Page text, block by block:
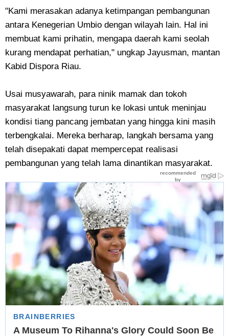
"Kami merasakan adanya ketimpangan pembangunan
antara Kenegerian Umbio dengan wilayah lain. Hal ini
membuat kami prihatin, mengapa daerah kami seolah
kurang mendapat perhatian," ungkap Jayusman, mantan
Kabid Dispora Riau.
Usai musyawarah, para ninik mamak dan tokoh
masyarakat langsung turun ke lokasi untuk meninjau
kondisi tiang pancang jembatan yang hingga kini masih
terbengkalai. Mereka berharap, langkah bersama yang
telah disepakati dapat mempercepat realisasi
pembangunan yang telah lama dinantikan masyarakat.